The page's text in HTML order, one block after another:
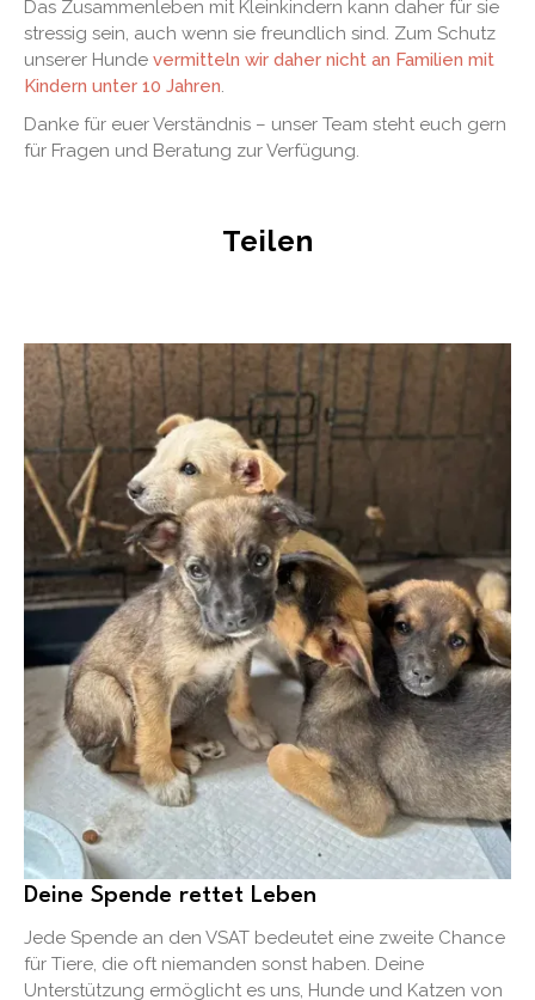
Das Zusammenleben mit Kleinkindern kann daher für sie
stressig sein, auch wenn sie freundlich sind. Zum Schutz
unserer Hunde vermitteln wir daher nicht an Familien mit
Kindern unter 10 Jahren.
Danke für euer Verständnis – unser Team steht euch gern
für Fragen und Beratung zur Verfügung.
Teilen
Deine Spende rettet Leben
Jede Spende an den VSAT bedeutet eine zweite Chance
für Tiere, die oft niemanden sonst haben. Deine
Unterstützung ermöglicht es uns, Hunde und Katzen von